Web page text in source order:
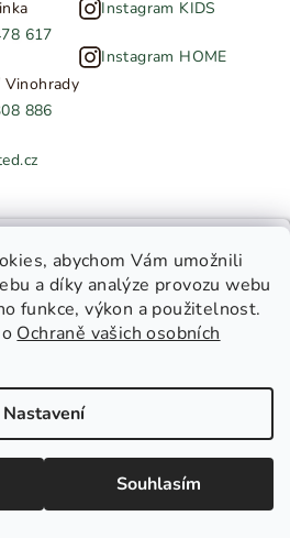
, abychom Vám umožnili
a díky analýze provozu webu
funkce, výkon a použitelnost.
Ochraně vašich osobních
Nastavení
Souhlasím
617
Vinohrady
886
Instagram KIDS
Instagram HOME
. Všechna práva vyhrazena.Upravit
cookies
ZE SALTED
z
být v obraze!